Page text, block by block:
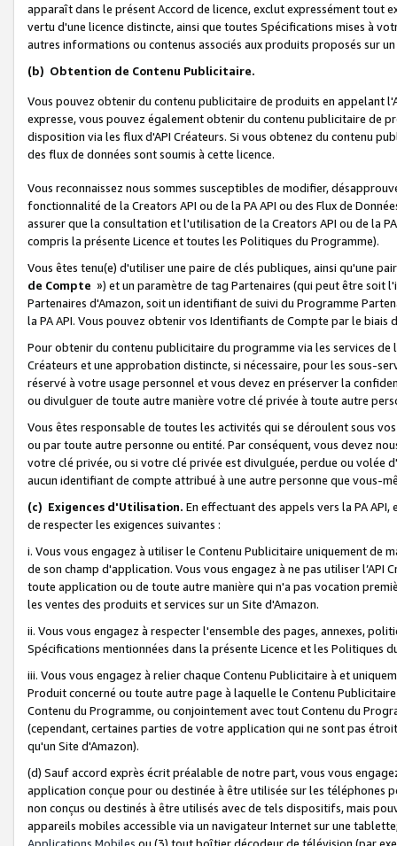
apparaît dans le présent Accord de licence, exclut expressément tout
vertu d'une licence distincte, ainsi que toutes Spécifications mises à
autres informations ou contenus associés aux produits proposés sur
(b) Obtention de Contenu Publicitaire.
Vous pouvez obtenir du contenu publicitaire de produits en appelant
expresse, vous pouvez également obtenir du contenu publicitaire de
disposition via les flux d'API Créateurs. Si vous obtenez du contenu
des flux de données sont soumis à cette licence.
Vous reconnaissez nous sommes susceptibles de modifier,
fonctionnalité de la Creators API ou de la PA API ou des Flux de
assurer que la consultation et l'utilisation de la Creators API ou de la
compris la présente Licence et toutes les Politiques du Programme).
Vous êtes tenu(e) d'utiliser une paire de clés publiques, ainsi qu'une
de Compte ») et un paramètre de tag Partenaires (qui peut être soit
Partenaires d'Amazon, soit un identifiant de suivi du Programme
la PA API. Vous pouvez obtenir vos Identifiants de Compte par le biais
Pour obtenir du contenu publicitaire du programme via les services
Créateurs et une approbation distincte, si nécessaire, pour les sous-
réservé à votre usage personnel et vous devez en préserver la
ou divulguer de toute autre manière votre clé privée à toute autre
Vous êtes responsable de toutes les activités qui se déroulent sous
ou par toute autre personne ou entité. Par conséquent, vous devez
votre clé privée, ou si votre clé privée est divulguée, perdue ou volée
aucun identifiant de compte attribué à une autre personne que vous-
(c) Exigences d'Utilisation. En effectuant des appels vers la PA
de respecter les exigences suivantes :
i. Vous vous engagez à utiliser le Contenu Publicitaire uniquement de
de son champ d'application. Vous vous engagez à ne pas utiliser l’API
toute application ou de toute autre manière qui n'a pas vocation
les ventes des produits et services sur un Site d'Amazon.
ii. Vous vous engagez à respecter l'ensemble des pages, annexes,
Spécifications mentionnées dans la présente Licence et les Politiques
iii. Vous vous engagez à relier chaque Contenu Publicitaire à et
Produit concerné ou toute autre page à laquelle le Contenu
Contenu du Programme, ou conjointement avec tout Contenu du
(cependant, certaines parties de votre application qui ne sont pas
qu'un Site d'Amazon).
(d) Sauf accord exprès écrit préalable de notre part, vous vous
application conçue pour ou destinée à être utilisée sur les téléphones
non conçus ou destinés à être utilisés avec de tels dispositifs, mais
appareils mobiles accessible via un navigateur Internet sur une
Applications Mobiles ou (3) tout boîtier décodeur de télévision (par